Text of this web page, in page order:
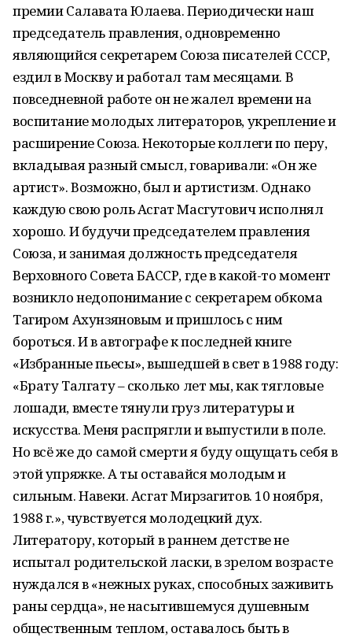
премии Салавата Юлаева. Периодически наш
председатель правления, одновременно
являющийся секретарем Союза писателей СССР,
ездил в Москву и работал там месяцами. В
повседневной работе он не жалел времени на
воспитание молодых литераторов, укрепление и
расширение Союза. Некоторые коллеги по перу,
вкладывая разный смысл, говаривали: «Он же
артист». Возможно, был и артистизм. Однако
каждую свою роль Асгат Масгутович исполнял
хорошо. И будучи председателем правления
Союза, и занимая должность председателя
Верховного Совета БАССР, где в какой-то момент
возникло недопонимание с секретарем обкома
Тагиром Ахунзяновым и пришлось с ним
бороться. И в автографе к последней книге
«Избранные пьесы», вышедшей в свет в 1988 году:
«Брату Талгату – сколько лет мы, как тягловые
лошади, вместе тянули груз литературы и
искусства. Меня распрягли и выпустили в поле.
Но всё же до самой смерти я буду ощущать себя в
этой упряжке. А ты оставайся молодым и
сильным. Навеки. Асгат Мирзагитов. 10 ноября,
1988 г.», чувствуется молодецкий дух.
Литератору, который в раннем детстве не
испытал родительской ласки, в зрелом возрасте
нуждался в «нежных руках, способных заживить
раны сердца», не насытившемуся душевным
общественным теплом, оставалось быть в